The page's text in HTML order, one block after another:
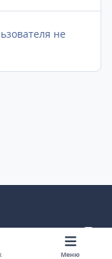
не
v
k
Меню